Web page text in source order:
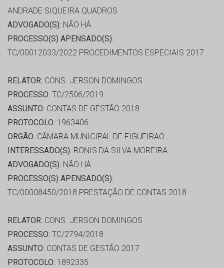
ANDRADE SIQUEIRA QUADROS
ADVOGADO(S): NÃO HÁ
PROCESSO(S) APENSADO(S):
TC/00012033/2022 PROCEDIMENTOS ESPECIAIS 2017
RELATOR: CONS. JERSON DOMINGOS
PROCESSO: TC/2506/2019
ASSUNTO: CONTAS DE GESTÃO 2018
PROTOCOLO: 1963406
ORGÃO: CÂMARA MUNICIPAL DE FIGUEIRAO
INTERESSADO(S): RONIS DA SILVA MOREIRA
ADVOGADO(S): NÃO HÁ
PROCESSO(S) APENSADO(S):
TC/00008450/2018 PRESTAÇÃO DE CONTAS 2018
RELATOR: CONS. JERSON DOMINGOS
PROCESSO: TC/2794/2018
ASSUNTO: CONTAS DE GESTÃO 2017
PROTOCOLO: 1892335